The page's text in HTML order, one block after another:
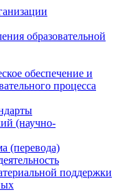
образовательной
обеспечение и
процесса
(научно-
(перевода)
поддержки